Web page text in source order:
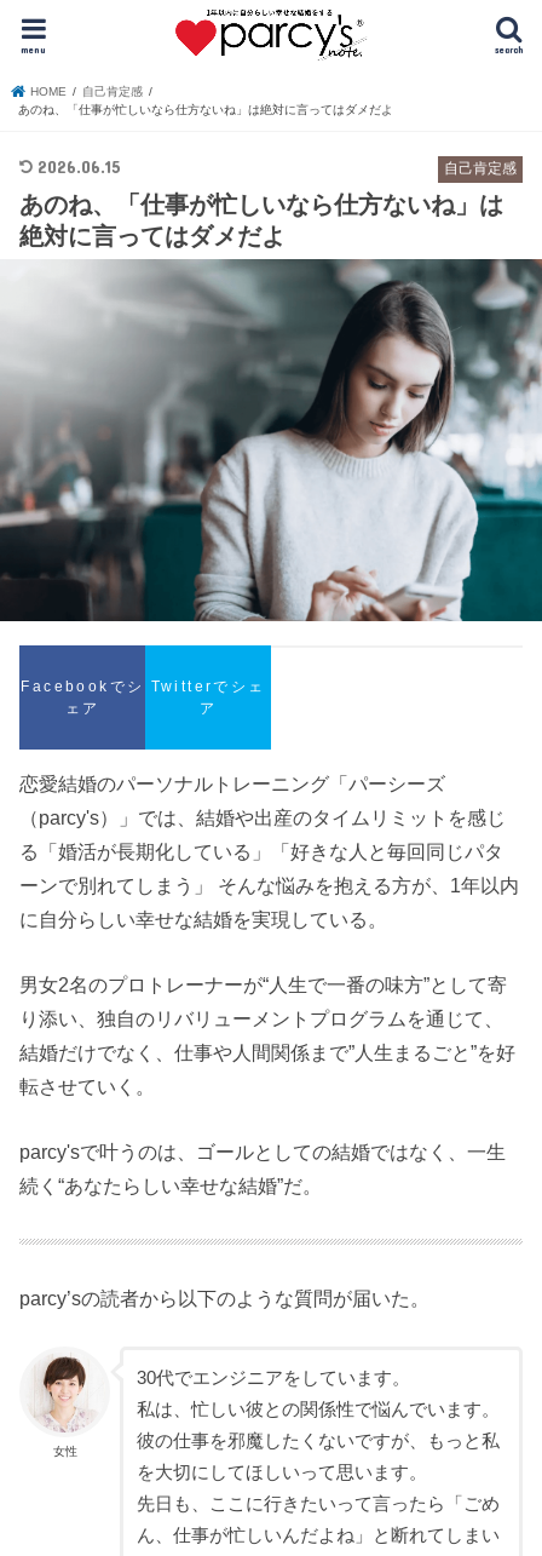
search
menu
HOME
自己肯定感
あのね、「仕事が忙しいなら仕方ないね」は絶対に言ってはダメだよ
自己肯定感
2026.06.15
あのね、「仕事が忙しいなら仕方ないね」は
絶対に言ってはダメだよ
Facebookでシ
ェア
Twitterでシェ
ア
恋愛結婚のパーソナルトレーニング「パーシーズ
（parcy's）」では、結婚や出産のタイムリミットを感じ
る「婚活が長期化している」「好きな人と毎回同じパタ
ーンで別れてしまう」 そんな悩みを抱える方が、1年以内
に自分らしい幸せな結婚を実現している。
男女2名のプロトレーナーが“人生で一番の味方”として寄
り添い、独自のリバリューメントプログラムを通じて、
結婚だけでなく、仕事や人間関係まで”人生まるごと”を好
転させていく。
parcy'sで叶うのは、ゴールとしての結婚ではなく、一生
続く“あなたらしい幸せな結婚”だ。
parcy’sの読者から以下のような質問が届いた。
女性
30代でエンジニアをしています。
私は、忙しい彼との関係性で悩んでいます。
彼の仕事を邪魔したくないですが、もっと私
を大切にしてほしいって思います。
先日も、ここに行きたいって言ったら「ごめ
ん、仕事が忙しいんだよね」と断れてしまい